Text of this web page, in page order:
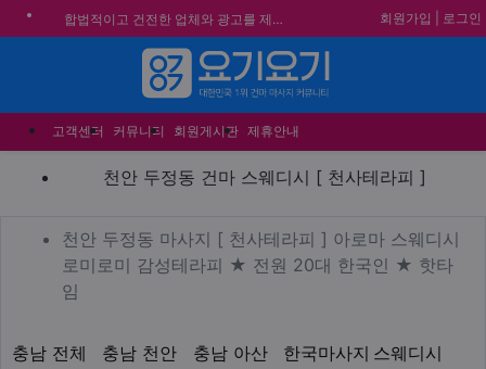
합법적이고 건전한 업체와 광고를 제휴합니다.
★요기요기 설 연휴 휴무 안내★
★ 요기요기 업체회원 안내사항 ★
불건전한 게시글은 삭제 및 회원탈퇴 됩니다.
회원가입 로그인
고객센터 커뮤니티 회원게시판 제휴안내
천안 두정동 건마 스웨디
천안 두정동 건마 스웨디시 [ 천사테라피 ]
업체 정보
천안 두정동 마사지 [ 천사
천안 두정동 마사지 [ 천사테라피 ] 아로마 스웨디시
로미로미 감성테라피 ★ 전원 20대 한국인 ★ 핫타
임
충남 전체 충남 천안 충남 아산
지역1 한국마사지 스웨디시
테마